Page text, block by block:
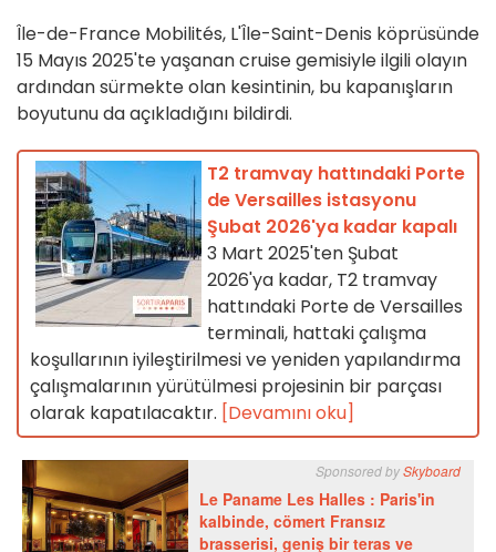
Île-de-France Mobilités, L'Île-Saint-Denis köprüsünde
15 Mayıs 2025'te yaşanan cruise gemisiyle ilgili olayın
ardından sürmekte olan kesintinin, bu kapanışların
boyutunu da açıkladığını bildirdi.
T2 tramvay hattındaki Porte
de Versailles istasyonu
Şubat 2026'ya kadar kapalı
3 Mart 2025'ten Şubat
2026'ya kadar, T2 tramvay
hattındaki Porte de Versailles
terminali, hattaki çalışma
koşullarının iyileştirilmesi ve yeniden yapılandırma
çalışmalarının yürütülmesi projesinin bir parçası
olarak kapatılacaktır. [Devamını oku]